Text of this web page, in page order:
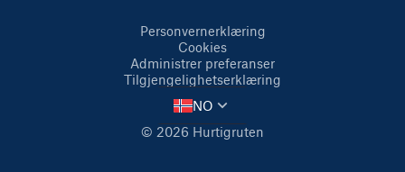
Personvernerklæring
Cookies
Administrer preferanser
Tilgjengelighetserklæring
© 2026 Hurtigruten
NO